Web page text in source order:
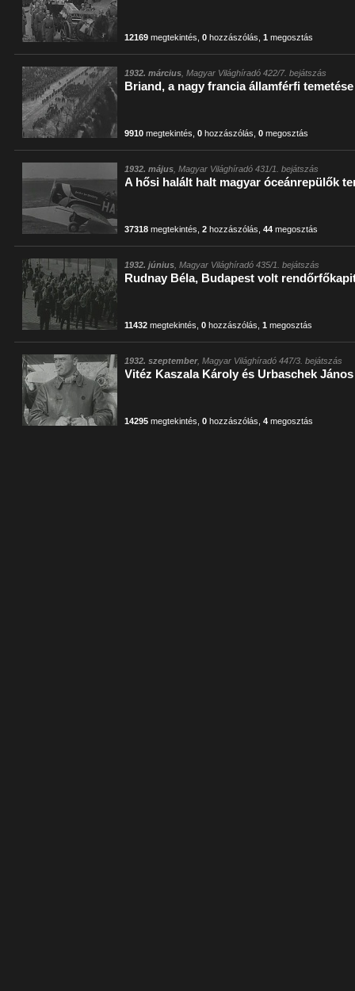
12169 megtekintés ,0 hozzászólás ,1 megosztás
1932. március , Magyar Világhíradó 422/7. bejátszás
Briand, a nagy francia államférfi temetése
9910 megtekintés ,0 hozzászólás ,0 megosztás
1932. május , Magyar Világhíradó 431/1. bejátszás
A hősi halált halt magyar óceánrepülők
37318 megtekintés ,2 hozzászólás ,44 megosztás
1932. június , Magyar Világhíradó 435/1. bejátszás
Rudnay Béla, Budapest volt
11432 megtekintés ,0 hozzászólás ,1 megosztás
1932. szeptember, Magyar Világhíradó 447/3. bejátszás
Vitéz Kaszala Károly és Urbaschek
14295 megtekintés ,0 hozzászólás ,4 megosztás